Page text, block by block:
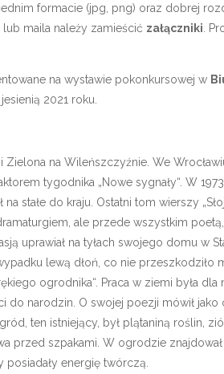
formacie (jpg, png) oraz dobrej
maila należy zamieścić załączniki .
na wystawie pokonkursowej w
2021 roku.
na Wileńszczyźnie. We
tygodnika „Nowe sygnały“. W
stałe do kraju. Ostatni tom wierszy
ale przede wszystkim
uprawiał na tyłach swojego domu w
lewą dłoń, co nie
ogrodnika“. Praca w ziemi była
do narodzin. O swojej poezji mówił
ten istniejący, był plątaniną roślin,
przed szpakami. W ogrodzie
energię twórczą.